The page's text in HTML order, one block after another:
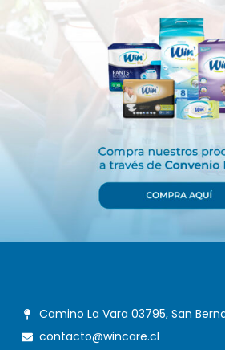
Camino La Vara 03795, San
contacto@wincare.cl